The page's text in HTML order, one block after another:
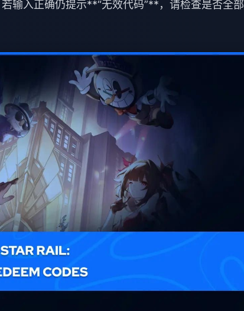
输入正确仍提示**“无效代码”**，请检查是否全部